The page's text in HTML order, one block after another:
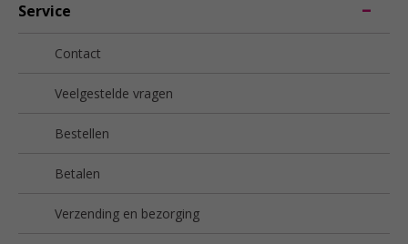
Service
Contact
Veelgestelde vragen
Bestellen
Betalen
Verzending en bezorging